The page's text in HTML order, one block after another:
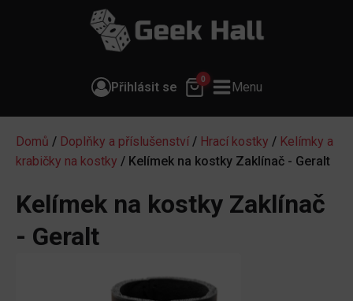
Přihlásit se
0
Menu
Domů / Doplňky a příslušenství / Hrací kostky / Kelímky a
krabičky na kostky / Kelímek na kostky Zaklínač - Geralt
Kelímek na kostky Zaklínač
- Geralt